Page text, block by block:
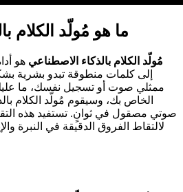
ما هو مُولّد الكلام
مُولّد الكلام بالذكاء الاصطناعي هو
إلى كلمات منطوقة تبدو بشرية
ممثلي صوت أو تسجيل نفسك، ما
الخاص بك، وسيقوم مُولّد الكلام
صوتي مصقول في ثوانٍ. تستفيد هذه
لالتقاط الفروق الدقيقة في النبرة